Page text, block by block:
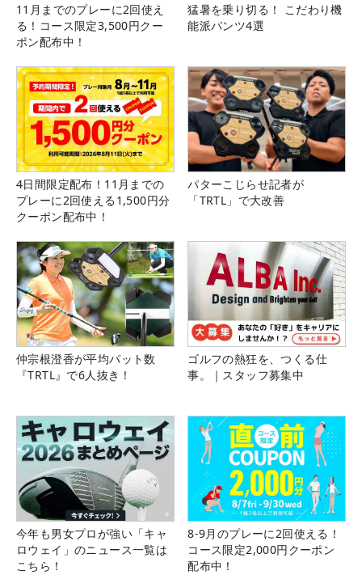
11月までのプレーに2回使え
る！コース限定3,500円クー
ポン配布中！
猛暑を乗り切る！ こだわり機
能派パンツ4選
4日間限定配布！11月までの
プレーに2回使える1,500円分
クーポン配布中！
パターこじらせ記者が
「TRTL」で大改善
仲宗根澄香が平均パット数
『TRTL』で6人抜き！
ゴルフの熱狂を、つくる仕
事。｜スタッフ募集中
今年も男女プロが強い「キャ
ロウェイ」のニュース一覧は
こちら！
8-9月のプレーに2回使える！
コース限定2,000円クーポン
配布中！